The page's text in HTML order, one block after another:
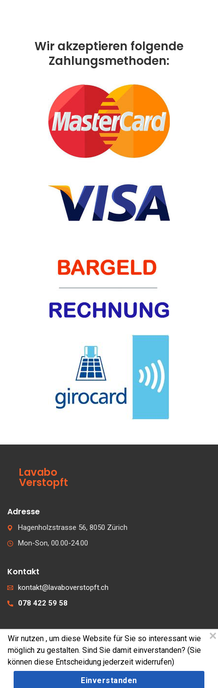
Wir akzeptieren folgende
Zahlungsmethoden:
Lavabo
Verstopft
Adresse
Hagenholzstrasse 56, 8050 Zürich
Mon-Son, 00.00-24.00
Kontakt
kontakt@lavaboverstopft.ch
078 422 59 58
© 2026 lavaboverstopft.ch
Kontakt
Impressum
Cookies
Wir nutzen , um diese Website für Sie so interessant wie
möglich zu gestalten. Sind Sie damit einverstanden? (Sie
können diese Entscheidung jederzeit widerrufen)
Einverstanden